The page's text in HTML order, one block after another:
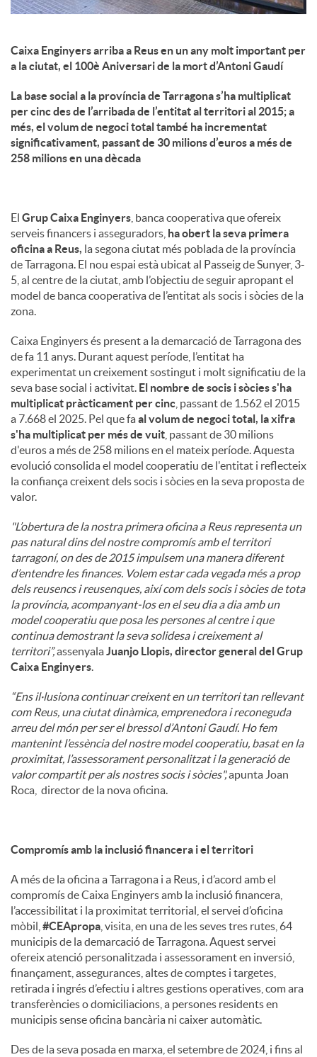
Caixa Enginyers arriba a Reus en un any molt important per
a la ciutat, el 100è Aniversari de la mort d’Antoni Gaudí
La base social a la província de Tarragona s’ha multiplicat
per cinc des de l’arribada de l’entitat al territori al 2015; a
més, el volum de negoci total també ha incrementat
significativament, passant de 30 milions d’euros a més de
258 milions en una dècada
El Grup Caixa Enginyers , banca cooperativa que ofereix
serveis financers i asseguradors, ha obert la seva primera
oficina a Reus, la segona ciutat més poblada de la província
de Tarragona. El nou espai està ubicat al Passeig de Sunyer, 3-
5, al centre de la ciutat, amb l’objectiu de seguir apropant el
model de banca cooperativa de l’entitat als socis i sòcies de la
zona.
Caixa Enginyers és present a la demarcació de Tarragona des
de fa 11 anys. Durant aquest període, l’entitat ha
experimentat un creixement sostingut i molt significatiu de la
seva base social i activitat. El nombre de socis i sòcies s'ha
multiplicat pràcticament per cinc , passant de 1.562 el 2015
a 7.668 el 2025. Pel que faal volum de negoci total, la xifra
s'ha multiplicat per més de vuit , passant de 30 milions
d'euros a més de 258 milions en el mateix període. Aquesta
evolució consolida el model cooperatiu de l'entitat i reflecteix
la confiança creixent dels socis i sòcies en la seva proposta de
valor.
"L’obertura de la nostra primera oficina a Reus representa un
pas natural dins del nostre compromís amb el territori
tarragoní, on des de 2015 impulsem una manera diferent
d’entendre les finances. Volem estar cada vegada més a prop
dels reusencs i reusenques, així com dels socis i sòcies de tota
la província, acompanyant-los en el seu dia a dia amb un
model cooperatiu que posa les persones al centre i que
continua demostrant la seva solidesa i creixement al
territori”,assenyalaJuanjo Llopis, director general del Grup
Caixa Enginyers.
“Ens il·lusiona continuar creixent en un territori tan rellevant
com Reus, una ciutat dinàmica, emprenedora i reconeguda
arreu del món per ser el bressol d’Antoni Gaudí. Ho fem
mantenint l’essència del nostre model cooperatiu, basat en la
proximitat, l’assessorament personalitzat i la generació de
valor compartit per als nostres socis i sòcies",apunta Joan
Roca, director de la nova oficina.
Compromís amb la inclusió financera i el territori
A més de la oficina a Tarragona i a Reus, i d’acord amb el
compromís de Caixa Enginyers amb la inclusió financera,
l’accessibilitat i la proximitat territorial, el servei d’oficina
mòbil, #CEApropa , visita, en una de les seves tres rutes, 64
municipis de la demarcació de Tarragona. Aquest servei
ofereix atenció personalitzada i assessorament en inversió,
finançament, assegurances, altes de comptes i targetes,
retirada i ingrés d’efectiu i altres gestions operatives, com ara
transferències o domiciliacions, a persones residents en
municipis sense oficina bancària ni caixer automàtic.
Des de la seva posada en marxa, el setembre de 2024, i fins al